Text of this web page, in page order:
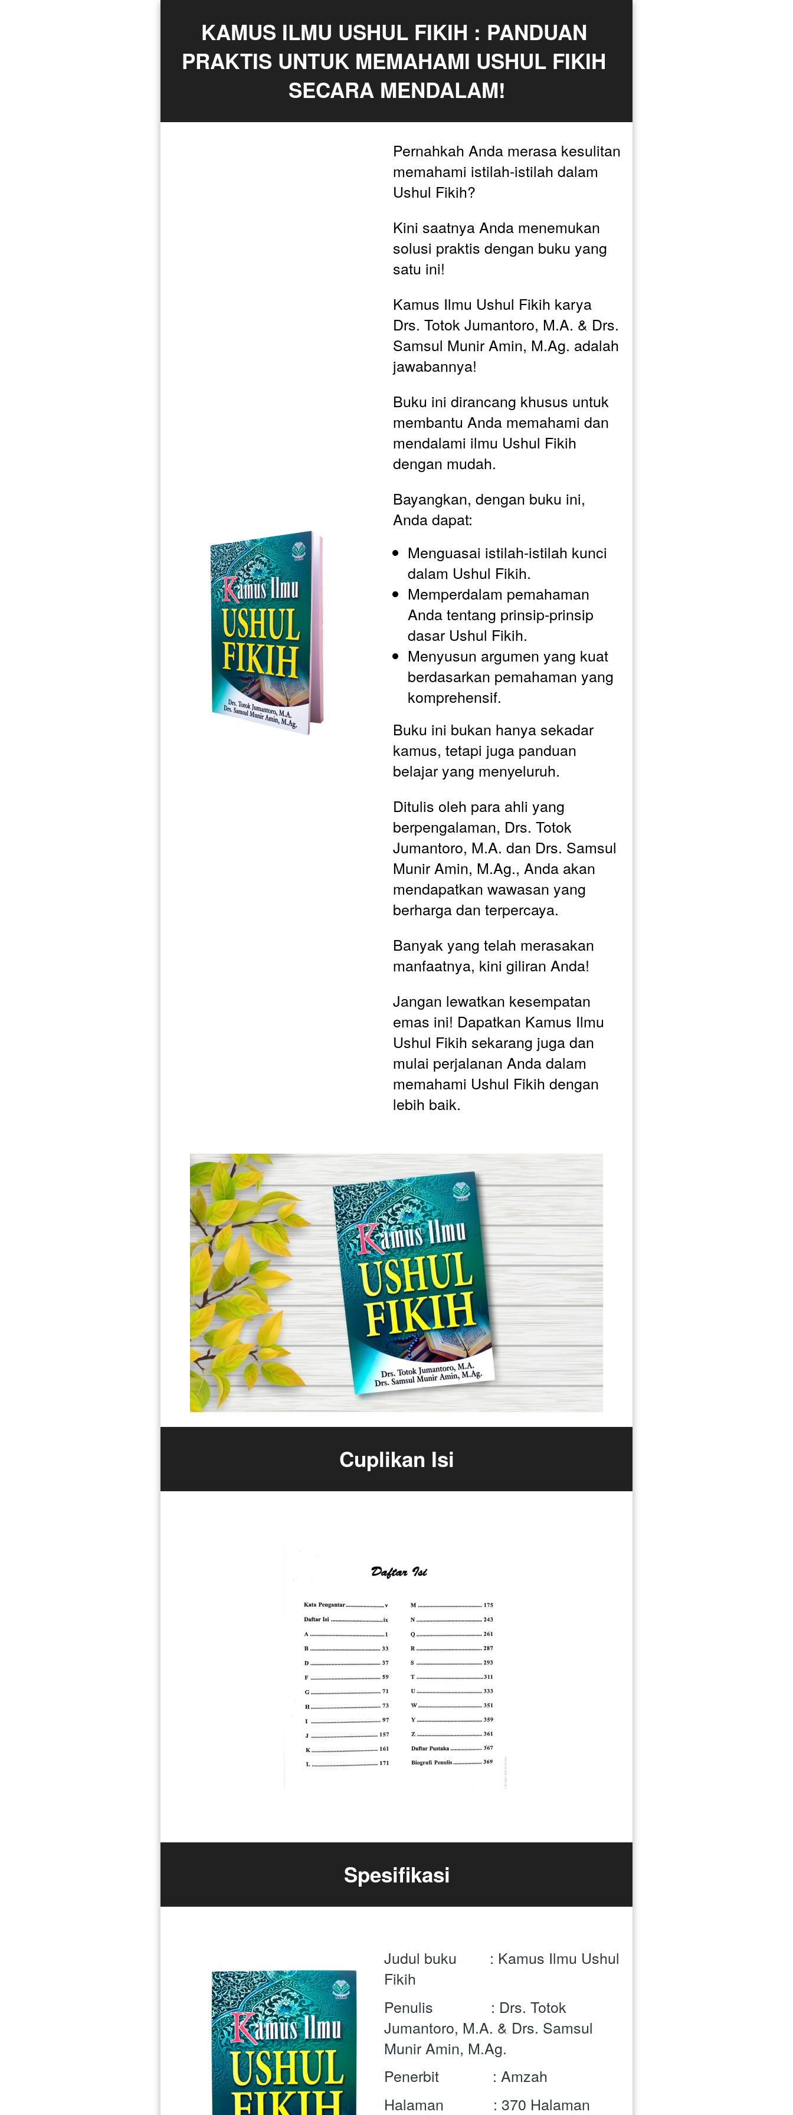
KAMUS ILMU USHUL FIKIH : PANDUAN
PRAKTIS UNTUK MEMAHAMI USHUL FIKIH
SECARA MENDALAM!
Pernahkah Anda merasa kesulitan
memahami istilah-istilah dalam
Ushul Fikih?
Kini saatnya Anda menemukan
solusi praktis dengan buku yang
satu ini!
Kamus Ilmu Ushul Fikih karya
Drs. Totok Jumantoro, M.A. & Drs.
Samsul Munir Amin, M.Ag. adalah
jawabannya!
Buku ini dirancang khusus untuk
membantu Anda memahami dan
mendalami ilmu Ushul Fikih
dengan mudah.
Bayangkan, dengan buku ini,
Anda dapat:
Menguasai istilah-istilah kunci
dalam Ushul Fikih.
Memperdalam pemahaman
Anda tentang prinsip-prinsip
dasar Ushul Fikih.
Menyusun argumen yang kuat
berdasarkan pemahaman yang
komprehensif.
Buku ini bukan hanya sekadar
kamus, tetapi juga panduan
belajar yang menyeluruh.
Ditulis oleh para ahli yang
berpengalaman, Drs. Totok
Jumantoro, M.A. dan Drs. Samsul
Munir Amin, M.Ag., Anda akan
mendapatkan wawasan yang
berharga dan terpercaya.
Banyak yang telah merasakan
manfaatnya, kini giliran Anda!
Jangan lewatkan kesempatan
emas ini! Dapatkan Kamus Ilmu
Ushul Fikih sekarang juga dan
mulai perjalanan Anda dalam
memahami Ushul Fikih dengan
lebih baik.
Cuplikan Isi
Spesifikasi
Judul buku        : Kamus Ilmu Ushul
Fikih
Penulis              : Drs. Totok
Jumantoro, M.A. & Drs. Samsul
Munir Amin, M.Ag.
Penerbit             : Amzah
Halaman            : 370 Halaman